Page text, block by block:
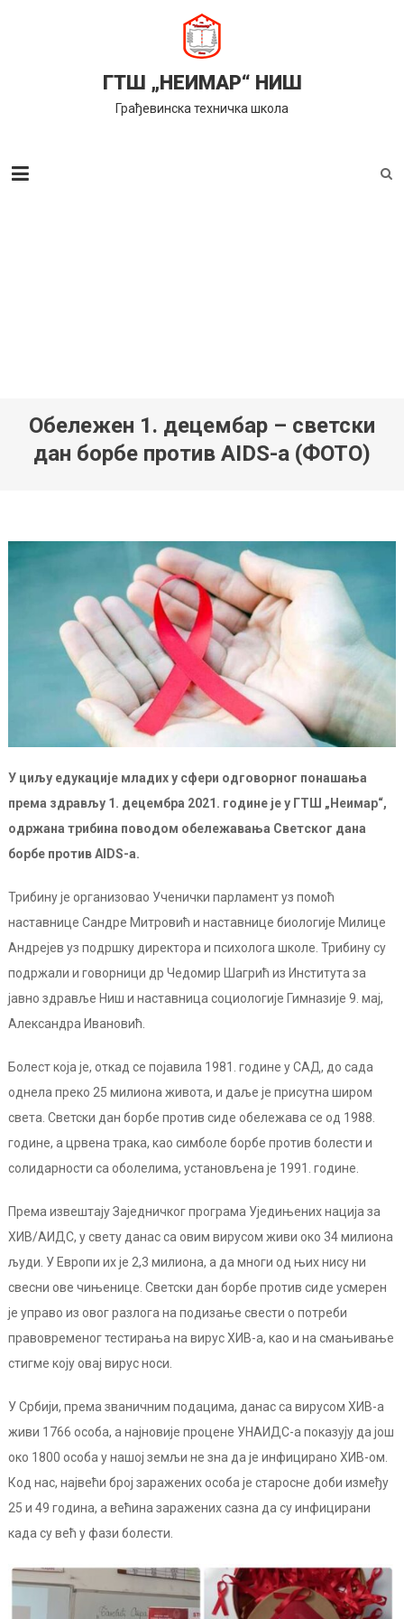
ГТШ „НЕИМАР“ НИШ
Грађевинска техничка школа
Обележен 1. децембар – светски
дан борбе против AIDS-a (ФОТО)
У циљу едукације младих у сфери одговорног понашања
према здрављу 1. децембра 2021. године је у ГТШ „Неимар“,
одржана трибина поводом обележавања Светског дана
борбе против AIDS-a.
Трибину је организовао Ученички парламент уз помоћ
наставнице Сандре Митровић и наставнице биологије Милице
Андрејев уз подршку директора и психолога школе. Трибину су
подржали и говорници др Чедомир Шагрић из Института за
јавно здравље Ниш и наставница социологије Гимназије 9. мај,
Александра Ивановић.
Болест која је, откад се појавила 1981. године у САД, до сада
однела преко 25 милиона живота, и даље је присутна широм
света. Светски дан борбе против сиде обележава се од 1988.
године, а црвена трака, као симболе борбе против болести и
солидарности са оболелима, установљена је 1991. године.
Према извештају Заједничког програма Уједињених нација за
ХИВ/АИДС, у свету данас са овим вирусом живи око 34 милиона
људи. У Европи их је 2,3 милиона, а да многи од њих нису ни
свесни ове чињенице. Светски дан борбе против сиде усмерен
је управо из овог разлога на подизање свести о потреби
правовременог тестирања на вирус ХИВ-а, као и на смањивање
стигме коју овај вирус носи.
У Србији, према званичним подацима, данас са вирусом ХИВ-а
живи 1766 особа, а најновије процене УНАИДС-а показују да још
око 1800 особа у нашој земљи не зна да је инфицирано ХИВ-ом.
Код нас, највећи број заражених особа је старосне доби између
25 и 49 година, а већина заражених сазна да су инфицирани
када су већ у фази болести.